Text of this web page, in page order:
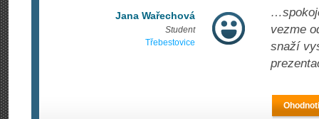
Jana Wařechová
Student
Třebestovice
vezme
snaží